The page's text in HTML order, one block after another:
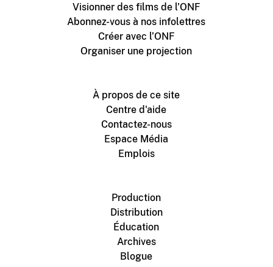
Visionner des films de l'ONF
Abonnez-vous à nos infolettres
Créer avec l’ONF
Organiser une projection
À propos de ce site
Centre d'aide
Contactez-nous
Espace Média
Emplois
Production
Distribution
Éducation
Archives
Blogue